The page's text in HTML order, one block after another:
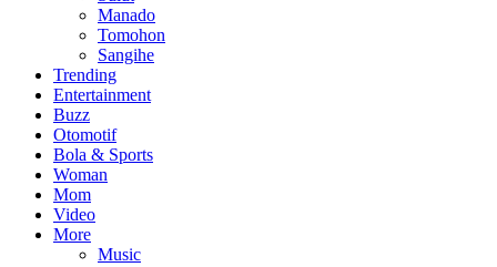
Manado
Tomohon
Sangihe
Trending
Entertainment
Buzz
Otomotif
Bola & Sports
Woman
Mom
Video
More
Music